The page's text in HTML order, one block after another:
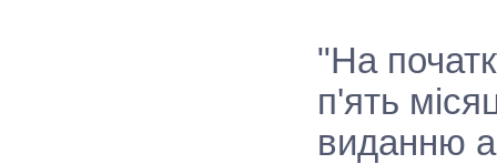
"На
п'ять
виданню